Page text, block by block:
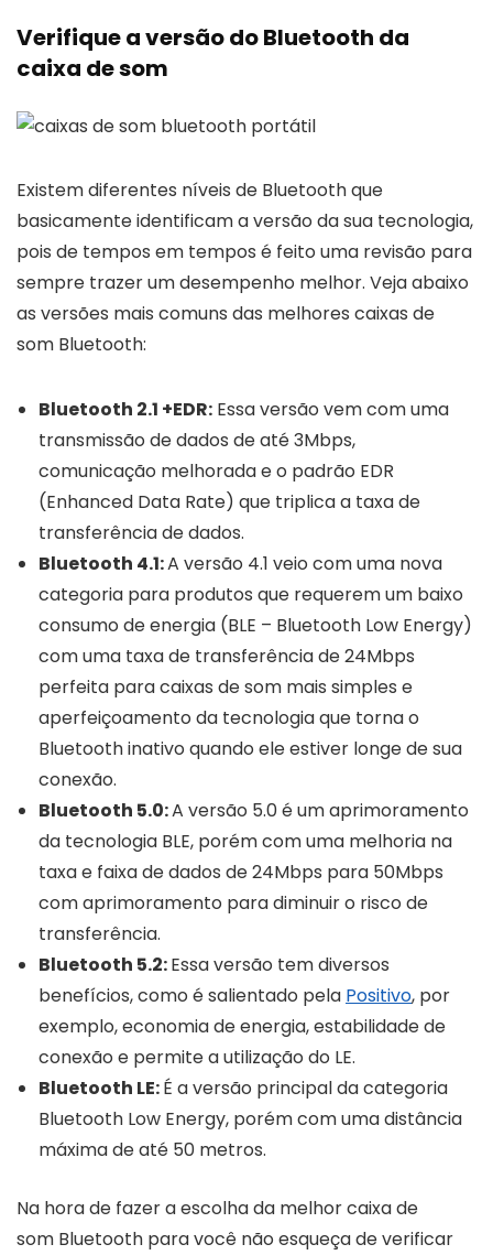
Verifique a versão do Bluetooth da
caixa de som
Existem diferentes níveis de Bluetooth que
basicamente identificam a versão da sua tecnologia,
pois de tempos em tempos é feito uma revisão para
sempre trazer um desempenho melhor. Veja abaixo
as versões mais comuns das melhores caixas de
som Bluetooth:
Bluetooth 2.1 +EDR: Essa versão vem com uma
transmissão de dados de até 3Mbps,
comunicação melhorada e o padrão EDR
(Enhanced Data Rate) que triplica a taxa de
transferência de dados.
Bluetooth 4.1:A versão 4.1 veio com uma nova
categoria para produtos que requerem um baixo
consumo de energia (BLE – Bluetooth Low Energy)
com uma taxa de transferência de 24Mbps
perfeita para caixas de som mais simples e
aperfeiçoamento da tecnologia que torna o
Bluetooth inativo quando ele estiver longe de sua
conexão.
Bluetooth 5.0:A versão 5.0 é um aprimoramento
da tecnologia BLE, porém com uma melhoria na
taxa e faixa de dados de 24Mbps para 50Mbps
com aprimoramento para diminuir o risco de
transferência.
Bluetooth 5.2:Essa versão tem diversos
benefícios, como é salientado pela Positivo, por
exemplo, economia de energia, estabilidade de
conexão e permite a utilização do LE.
Bluetooth LE:É a versão principal da categoria
Bluetooth Low Energy, porém com uma distância
máxima de até 50 metros.
Na hora de fazer a escolha da melhor caixa de
som Bluetooth para você não esqueça de verificar